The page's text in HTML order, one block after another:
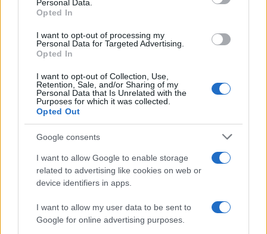
Personal Data.
Opted In
I want to opt-out of processing my
Personal Data for Targeted Advertising.
Opted In
I want to opt-out of Collection, Use,
Retention, Sale, and/or Sharing of my
Personal Data that Is Unrelated with the
Purposes for which it was collected.
Opted Out
Google consents
I want to allow Google to enable storage
related to advertising like cookies on web or
device identifiers in apps.
I want to allow my user data to be sent to
Google for online advertising purposes.
Sigue leyendo